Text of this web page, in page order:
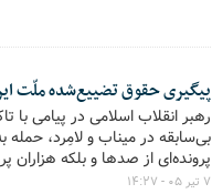
پیگیری حقوق تضییع‌شده ملّت ایران در جنایات
رهبر انقلاب اسلامی در پیامی
بی‌سابقه در میناب و لامِرد، حمله
پرونده‌ای از صدها و بلکه
۷ تیر ۰۵ - ۱۴:۲۷